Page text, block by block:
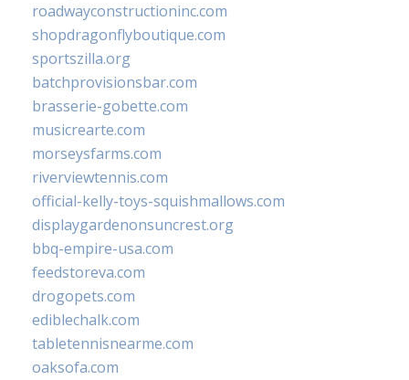
roadwayconstructioninc.com
shopdragonflyboutique.com
sportszilla.org
batchprovisionsbar.com
brasserie-gobette.com
musicrearte.com
morseysfarms.com
riverviewtennis.com
official-kelly-toys-squishmallows.com
displaygardenonsuncrest.org
bbq-empire-usa.com
feedstoreva.com
drogopets.com
ediblechalk.com
tabletennisnearme.com
oaksofa.com